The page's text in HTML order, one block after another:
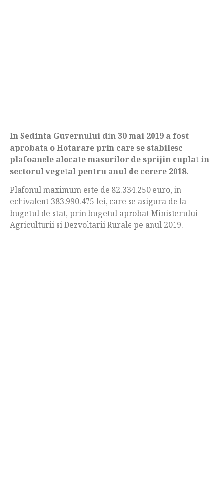
In Sedinta Guvernului din 30 mai 2019 a fost
aprobata o Hotarare prin care se stabilesc
plafoanele alocate masurilor de sprijin cuplat in
sectorul vegetal pentru anul de cerere 2018.
Plafonul maximum este de 82.334.250 euro, in
echivalent 383.990.475 lei, care se asigura de la
bugetul de stat, prin bugetul aprobat Ministerului
Agriculturii si Dezvoltarii Rurale pe anul 2019.